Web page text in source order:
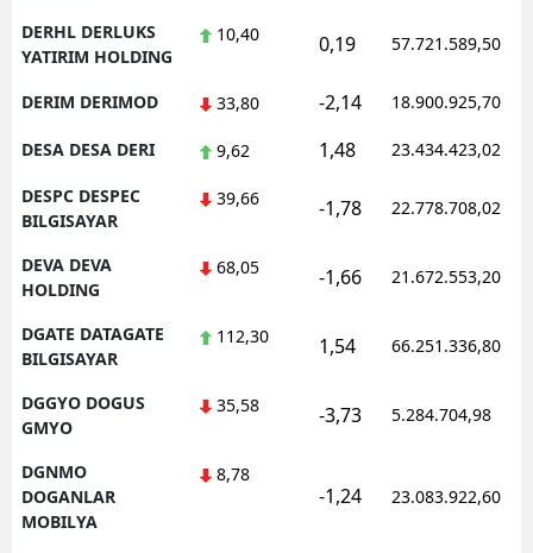
DERHL DERLUKS
YATIRIM HOLDING
10,40 0,19 57.721.589,50
DERIM DERIMOD 33,80 -2,14 18.900.925,70
DESA DESA DERI 9,62 1,48 23.434.423,02
DESPC DESPEC
BILGISAYAR
39,66 -1,78 22.778.708,02
DEVA DEVA
HOLDING
68,05 -1,66 21.672.553,20
DGATE DATAGATE
BILGISAYAR
112,30 1,54 66.251.336,80
DGGYO DOGUS
GMYO
35,58 -3,73 5.284.704,98
DGNMO
DOGANLAR
MOBILYA
8,78
-1,24 23.083.922,60